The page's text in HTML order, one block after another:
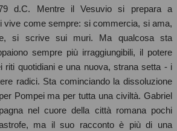
d.C. Mentre il Vesuvio si prepara a
vive come sempre: si commercia, si ama,
si scrive sui muri. Ma qualcosa sta
sempre più irraggiungibili, il potere
riti quotidiani e una nuova, strana setta - i
radici. Sta cominciando la dissoluzione
Pompei ma per tutta una civiltà. Gabriel
nel cuore della città romana pochi
ma il suo racconto è più di una